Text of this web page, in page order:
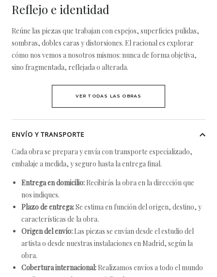
Reflejo e identidad
Reúne las piezas que trabajan con espejos, superficies pulidas,
sombras, dobles caras y distorsiones. El racional es explorar
cómo nos vemos a nosotros mismos: nunca de forma objetiva,
sino fragmentada, reflejada o alterada.
VER TODAS LAS OBRAS
ENVÍO Y TRANSPORTE
Cada obra se prepara y envía con transporte especializado,
embalaje a medida, y seguro hasta la entrega final.
Entrega en domicilio: Recibirás la obra en la dirección que
nos indiques.
Plazo de entrega:Se estima en función del origen, destino, y
características de la obra.
Origen del envío: Las piezas se envían desde el estudio del
artista o desde nuestras instalaciones en Madrid, según la
obra.
Cobertura internacional: Realizamos envíos a todo el mundo